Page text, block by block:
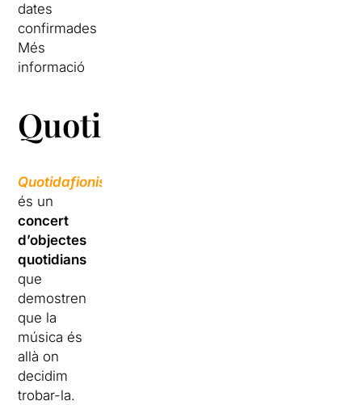
dates
confirmades
Més
informació
Quotidafionismes
Quotidafionismes
és un
concert
d’objectes
quotidians
que
demostren
que la
música és
allà on
decidim
trobar-la.